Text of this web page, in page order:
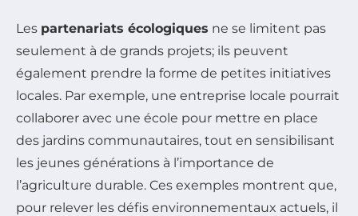
Les partenariats écologiques ne se limitent pas
seulement à de grands projets; ils peuvent
également prendre la forme de petites initiatives
locales. Par exemple, une entreprise locale pourrait
collaborer avec une école pour mettre en place
des jardins communautaires, tout en sensibilisant
les jeunes générations à l’importance de
l’agriculture durable. Ces exemples montrent que,
pour relever les défis environnementaux actuels, il